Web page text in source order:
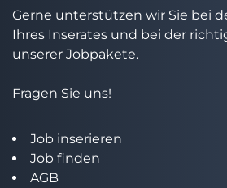
Gerne unterstützen wir Sie bei
Ihres Inserates und bei der
unserer Jobpakete.
Fragen Sie uns!
Job inserieren
Job finden
AGB